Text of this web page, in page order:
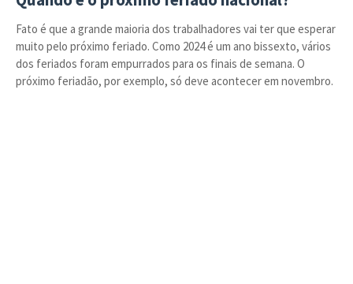
Fato é que a grande maioria dos trabalhadores vai ter que esperar
muito pelo próximo feriado. Como 2024 é um ano bissexto, vários
dos feriados foram empurrados para os finais de semana. O
próximo feriadão, por exemplo, só deve acontecer em novembro.